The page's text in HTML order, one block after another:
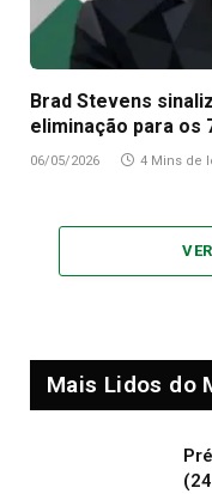
Brad Stevens
eliminação para os
06/05/2026 4 Mins de
Mais Lidos do